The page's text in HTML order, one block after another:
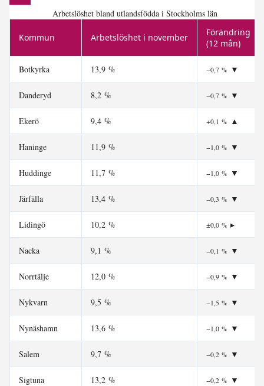
Arbetslöshet bland utlandsfödda i Stockholms län
Kommun Arbetslöshet i november
Förändring
(12 mån)
Botkyrka 13,9 % −0,7 % ▼
Danderyd 8,2 % −0,7 % ▼
Ekerö 9,4 % +0,1 % ▲
Haninge 11,9 % −1,0 % ▼
Huddinge 11,7 % −1,0 % ▼
Järfälla 13,4 % −0,3 % ▼
Lidingö 10,2 % ±0,0 % ▸
Nacka 9,1 % −0,1 % ▼
Norrtälje 12,0 % −0,9 % ▼
Nykvarn 9,5 % −1,5 % ▼
Nynäshamn 13,6 % −1,0 % ▼
Salem 9,7 % −0,2 % ▼
Sigtuna 13,2 % −0,2 % ▼